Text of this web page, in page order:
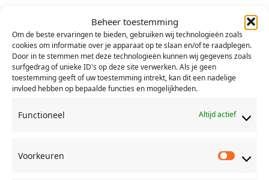
Beheer toestemming
Om de beste ervaringen te bieden, gebruiken wij technologieën zoals
cookies om informatie over je apparaat op te slaan en/of te raadplegen.
Door in te stemmen met deze technologieën kunnen wij gegevens zoals
surfgedrag of unieke ID's op deze site verwerken. Als je geen
toestemming geeft of uw toestemming intrekt, kan dit een nadelige
invloed hebben op bepaalde functies en mogelijkheden.
Functioneel Altijd actief
Voorkeuren
0REACTIES